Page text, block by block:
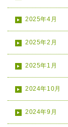
2025年4月
2025年2月
2025年1月
2024年10月
2024年9月